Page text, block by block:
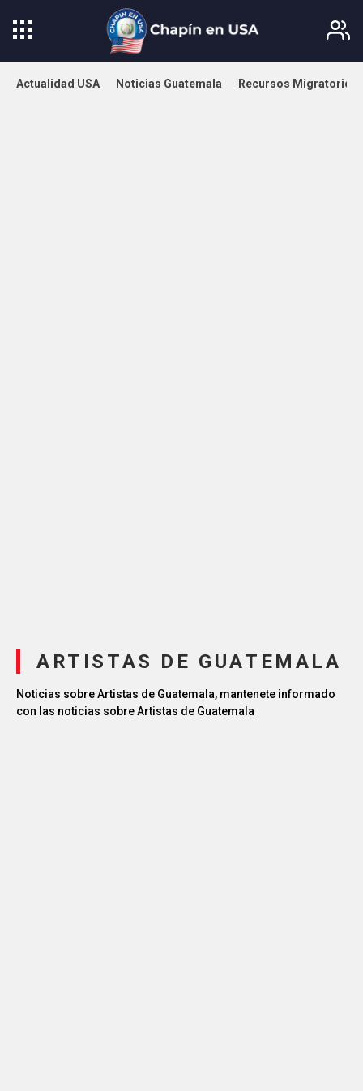
Actualidad USA Noticias Guatemala Recursos Migratorios
ARTISTAS DE GUATEMALA
Noticias sobre Artistas de Guatemala, mantenete informado
con las noticias sobre Artistas de Guatemala